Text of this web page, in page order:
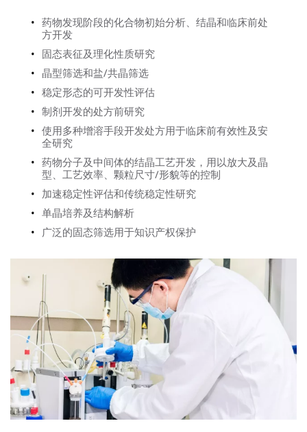
药物发现阶段的化合物初始分析、结晶和临床前处
方开发
固态表征及理化性质研究
晶型筛选和盐/共晶筛选
稳定形态的可开发性评估
制剂开发的处方前研究
使用多种增溶手段开发处方用于临床前有效性及安
全研究
药物分子及中间体的结晶工艺开发，用以放大及晶
型、工艺效率、颗粒尺寸/形貌等的控制
加速稳定性评估和传统稳定性研究
单晶培养及结构解析
广泛的固态筛选用于知识产权保护